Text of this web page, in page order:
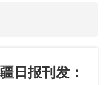
日报刊发：